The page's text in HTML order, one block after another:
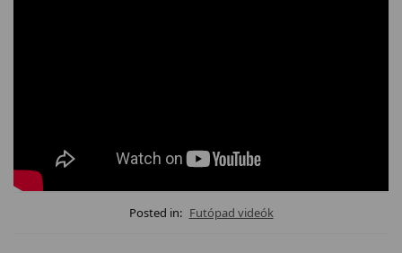
Posted in: Futópad videók